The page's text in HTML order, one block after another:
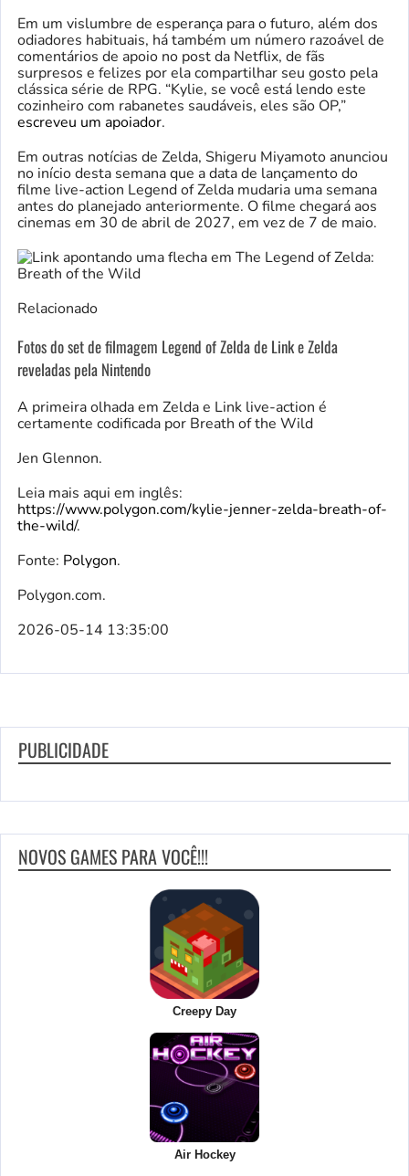
Em um vislumbre de esperança para o futuro, além dos
odiadores habituais, há também um número razoável de
comentários de apoio no post da Netflix, de fãs
surpresos e felizes por ela compartilhar seu gosto pela
clássica série de RPG. “Kylie, se você está lendo este
cozinheiro com rabanetes saudáveis, eles são OP,”
escreveu um apoiador.
Em outras notícias de Zelda, Shigeru Miyamoto anunciou
no início desta semana que a data de lançamento do
filme live-action Legend of Zelda mudaria uma semana
antes do planejado anteriormente. O filme chegará aos
cinemas em 30 de abril de 2027, em vez de 7 de maio.
Relacionado
Fotos do set de filmagem Legend of Zelda de Link e Zelda
reveladas pela Nintendo
A primeira olhada em Zelda e Link live-action é
certamente codificada por Breath of the Wild
Jen Glennon.
Leia mais aqui em inglês:
https://www.polygon.com/kylie-jenner-zelda-breath-of-
the-wild/.
Fonte: Polygon.
Polygon.com.
2026-05-14 13:35:00
PUBLICIDADE
NOVOS GAMES PARA VOCÊ!!!
Creepy Day
Air Hockey